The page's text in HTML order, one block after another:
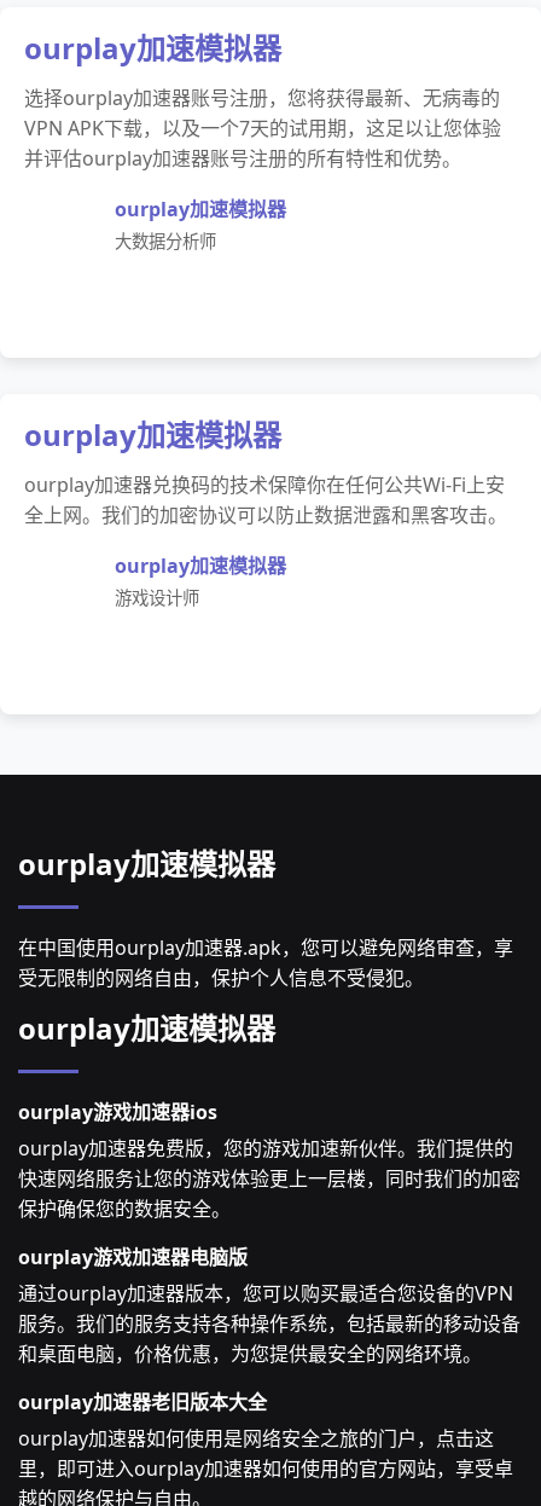
ourplay加速模拟器
选择ourplay加速器账号注册，您将获得最新、无病毒的
VPN APK下载，以及一个7天的试用期，这足以让您体验
并评估ourplay加速器账号注册的所有特性和优势。
ourplay加速模拟器
大数据分析师
ourplay加速模拟器
ourplay加速器兑换码的技术保障你在任何公共Wi-Fi上安
全上网。我们的加密协议可以防止数据泄露和黑客攻击。
ourplay加速模拟器
游戏设计师
ourplay加速模拟器
在中国使用ourplay加速器.apk，您可以避免网络审查，享
受无限制的网络自由，保护个人信息不受侵犯。
ourplay加速模拟器
ourplay游戏加速器ios
ourplay加速器免费版，您的游戏加速新伙伴。我们提供的
快速网络服务让您的游戏体验更上一层楼，同时我们的加密
保护确保您的数据安全。
ourplay游戏加速器电脑版
通过ourplay加速器版本，您可以购买最适合您设备的VPN
服务。我们的服务支持各种操作系统，包括最新的移动设备
和桌面电脑，价格优惠，为您提供最安全的网络环境。
ourplay加速器老旧版本大全
ourplay加速器如何使用是网络安全之旅的门户，点击这
里，即可进入ourplay加速器如何使用的官方网站，享受卓
越的网络保护与自由。